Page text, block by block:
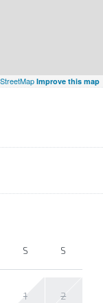
Improve this map
S S
1 2